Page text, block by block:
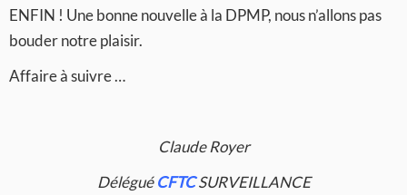
ENFIN ! Une bonne nouvelle à la DPMP, nous n’allons pas
bouder notre plaisir.
Affaire à suivre …
Claude Royer
DéléguéCFTCSURVEILLANCE